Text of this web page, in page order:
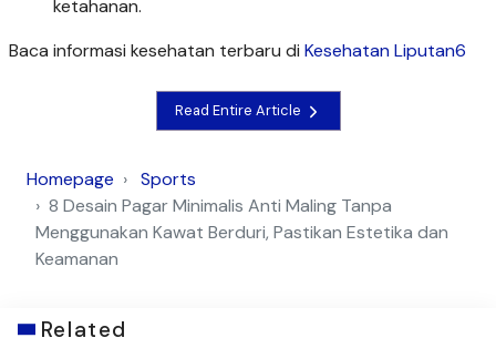
ketahanan.
Baca informasi kesehatan terbaru di Kesehatan Liputan6
Read Entire Article
Homepage
Sports
8 Desain Pagar Minimalis Anti Maling Tanpa
Menggunakan Kawat Berduri, Pastikan Estetika dan
Keamanan
Related